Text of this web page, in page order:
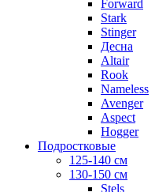
Forward
Stark
Stinger
Десна
Altair
Rook
Nameless
Avenger
Aspect
Hogger
Подростковые
125-140 см
130-150 см
Stels